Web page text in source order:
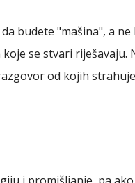
budete "mašina", a
se stvari riješavaju.
od kojih
i promišljanje, pa